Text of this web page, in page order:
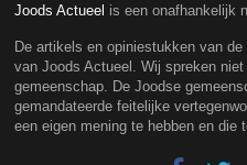
Joods Actueel is een onafhankelijk
De artikels en opiniestukken van
van Joods Actueel. Wij spreken
gemeenschap. De Joodse
gemandateerde feitelijke
een eigen mening te hebben en die